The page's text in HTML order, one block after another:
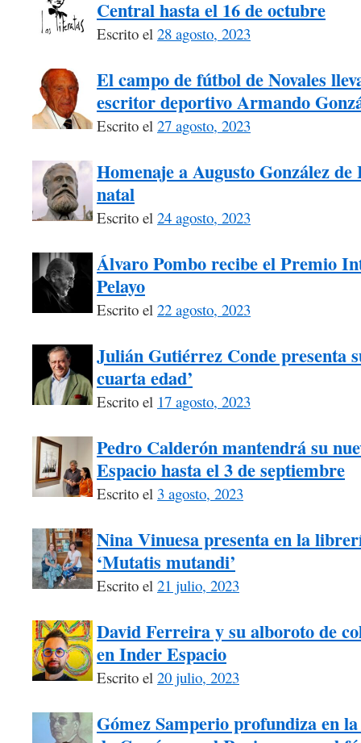
Central hasta el 16 de octubre
Escrito el 28 agosto, 2023
El campo de fútbol de Novales
escritor deportivo Armando
Escrito el 27 agosto, 2023
Homenaje a Augusto González
natal
Escrito el 24 agosto, 2023
Álvaro Pombo recibe el Premio
Pelayo
Escrito el 22 agosto, 2023
Julián Gutiérrez Conde presenta
cuarta edad’
Escrito el 17 agosto, 2023
Pedro Calderón mantendrá su
Espacio hasta el 3 de septiembre
Escrito el 3 agosto, 2023
Nina Vinuesa presenta en la
‘Mutatis mutandi’
Escrito el 21 julio, 2023
David Ferreira y su alboroto de
en Inder Espacio
Escrito el 20 julio, 2023
Gómez Samperio profundiza en